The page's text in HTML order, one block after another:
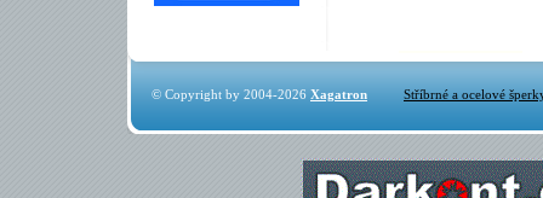
© Copyright by 2004-2026 Xagatron Stříbrné a ocelové